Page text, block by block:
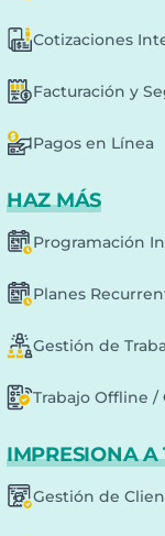
Cotizaciones
Facturación y
Pagos en Línea
HAZ MÁS
Programación
Planes
Gestión de
Trabajo Offline /
IMPRESIONA A
Gestión de